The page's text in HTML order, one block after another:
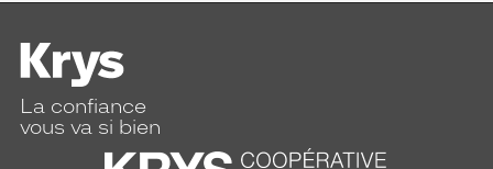
La confiance
vous va si bien